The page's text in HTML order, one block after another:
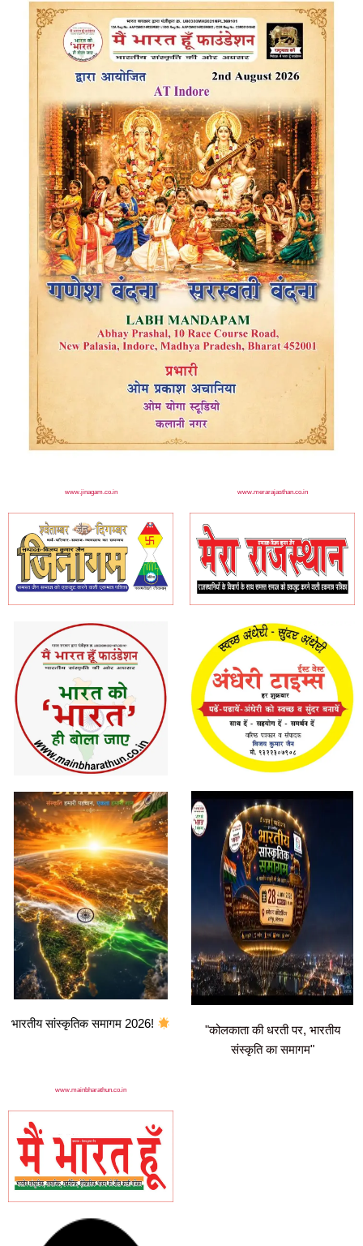
www.jinagam.co.in
भारतीय सांस्कृतिक समागम 2026!
www.merarajasthan.co.in
"कोलकाता की धरती पर, भारतीय
संस्कृति का समागम"
www.mainbharathun.co.in